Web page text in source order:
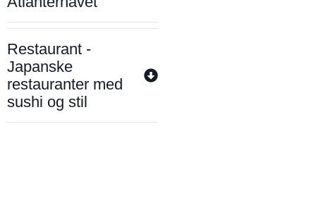
Restaurant -
Japanske
restauranter med
sushi og stil